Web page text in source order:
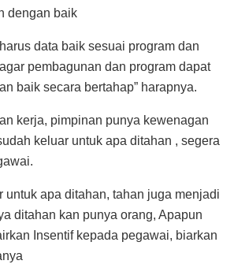
dengan baik
data baik sesuai program dan
pembagunan dan program dapat
baik secara bertahap” harapnya.
kerja, pimpinan punya kewenagan
keluar untuk apa ditahan , segera
untuk apa ditahan, tahan juga menjadi
ditahan kan punya orang, Apapun
Insentif kepada pegawai, biarkan